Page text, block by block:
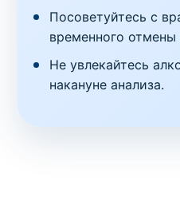
Посоветуйтесь с
временного отмены
Не увлекайтесь
накануне анализа.